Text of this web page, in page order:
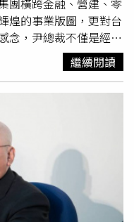
團橫跨金融、營建、零
煌的事業版圖，更對台
念，尹總裁不僅是經營
奉獻社會的慈善家。他
建設，特別是協助台北
心，造福無數病患與家
有卓越貢獻者。其一生
社會的宏大胸懷與
樑先生的辭世，是台灣
企業家精神與無私奉
息，亦請家屬節哀珍
繼續閱讀